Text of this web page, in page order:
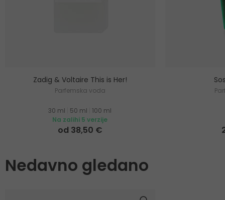
Zadig & Voltaire This is Her!
Parfemska voda
30 ml 50 ml
100 ml
Na zalihi 5 verzije
od 38,50 €
Nedavno gledano